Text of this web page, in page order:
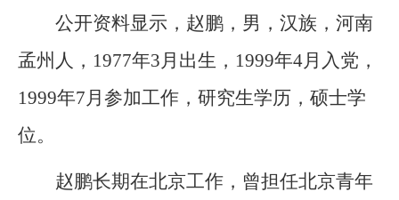
公开资料显示，赵鹏，男，汉族，河南
孟州人，1977年3月出生，1999年4月入党，
1999年7月参加工作，研究生学历，硕士学
位。
赵鹏长期在北京工作，曾担任北京青年